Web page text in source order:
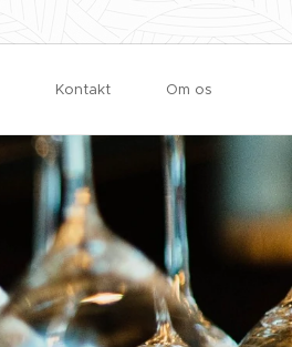
Kontakt Om os